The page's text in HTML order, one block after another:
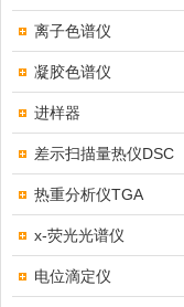
离子色谱仪
凝胶色谱仪
进样器
差示扫描量热仪DSC
热重分析仪TGA
x-荧光光谱仪
电位滴定仪